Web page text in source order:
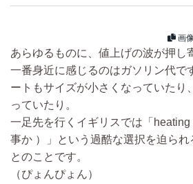
画
あらゆるものに、値上げの波が押し
一番身近に感じるのはガソリン代で
ートもサイズが小さくなっていたり
っていたり。
一足先を行くイギリスでは「
事か ）」という過酷な選択を迫られ
とのことです。
（ぴょんぴょん）